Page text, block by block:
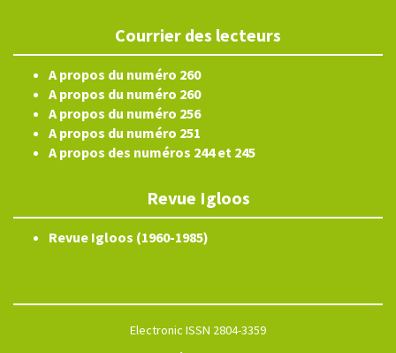
Courrier des lecteurs
A propos du numéro 260
A propos du numéro 260
A propos du numéro 256
A propos du numéro 251
A propos des numéros 244 et 245
Revue Igloos
Revue Igloos (1960-1985)
Electronic ISSN 2804-3359